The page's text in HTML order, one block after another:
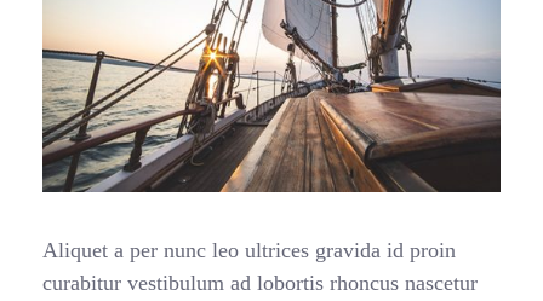
Aliquet a per nunc leo ultrices gravida id proin
curabitur vestibulum ad lobortis rhoncus nascetur